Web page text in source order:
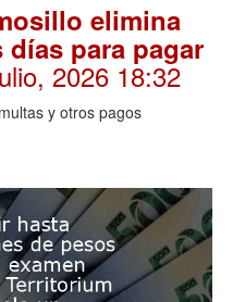
elimina
para pagar
2026 18:32
y otros pagos